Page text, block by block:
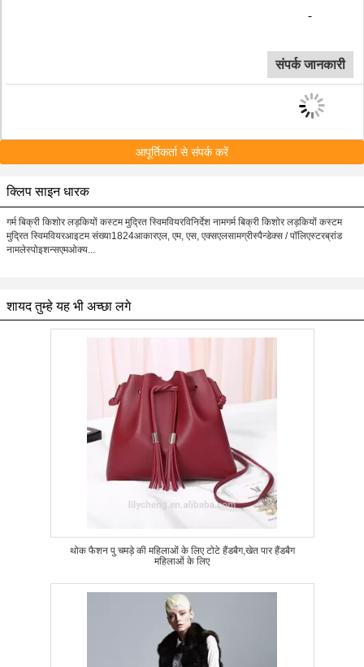
संपर्क जानकारी
आपूर्तिकर्ता से संपर्क करें
क्लिप साइन धारक
गर्म बिक्री किशोर लड़कियों कस्टम मुद्रित स्विमवियरविनिर्देश नामगर्म बिक्री किशोर लड़कियों कस्टम
मुद्रित स्विमवियरआइटम संख्या1824आकारएल, एम, एस, एक्सएलसामग्रीस्पैन्डेक्स / पॉलिएस्टरब्रांड
नामलेस्पोइशन्सएमओक्य...
शायद तुम्हे यह भी अच्छा लगे
थोक फैशन पु चमड़े की महिलाओं के लिए टोटे हैंडबैग,खेत पार हैंडबैग
महिलाओं के लिए